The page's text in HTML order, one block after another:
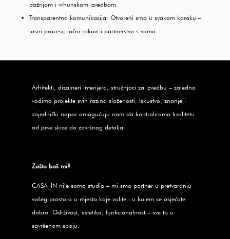
pažnjom i vrhunskom izvedbom.
Transparentna komunikacija: Otvoreni smo u svakom koraku –
jasni procesi, točni rokovi i partnerstvo s vama.
Arhitekti, dizajneri interijera, stručnjaci za izvedbu – zajedno
vodimo projekte svih razina složenosti. Iskustvo, znanje i
zajednički napor omogućuju nam da kontroliramo kvalitetu
od prve skice do završnog detalja.
Zašto baš mi?
CASA_IN nije samo studio – mi smo partner u pretvaranju
vašeg prostora u mjesto koje volite i u kojem se osjećate
dobro. Održivost, estetika, funkcionalnost – sve to u
savršenom spoju.